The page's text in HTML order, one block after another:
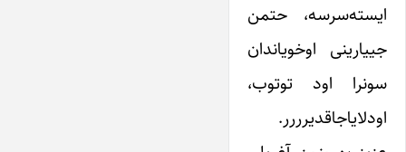
ایسته‌سرسه، حتمن
جییارینی اوخویاندان
سونرا اود توتوب،
اودلایاجاقدیرررر.